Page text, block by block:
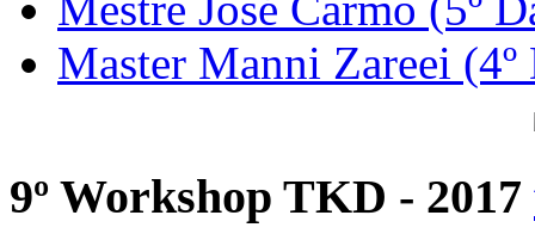
Master Manni Zareei (4º
9º Workshop TKD - 2017